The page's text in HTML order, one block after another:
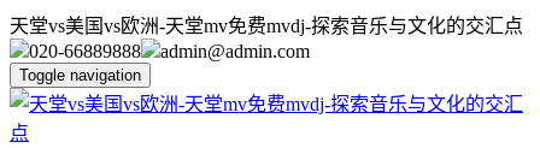
天堂vs美国vs欧洲-天堂mv免费mvdj-探索音乐与文化的交汇点
020-66889888
admin@admin.com
Toggle navigation